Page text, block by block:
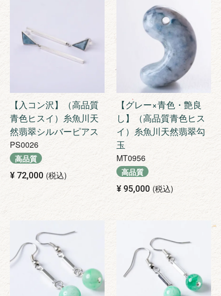
【入コン沢】（高品質
青色ヒスイ）糸魚川天
然翡翠シルバーピアス
PS0026
高品質
¥ 72,000 税込
【グレー×青色・艶良
し】（高品質青色ヒス
イ）糸魚川天然翡翠勾
玉
MT0956
高品質
¥ 95,000 税込